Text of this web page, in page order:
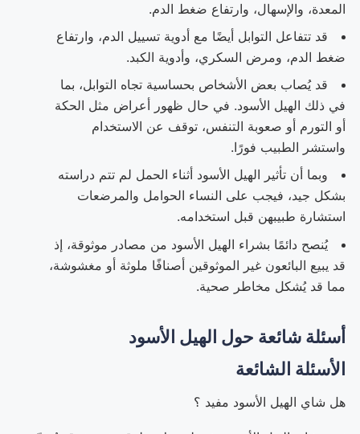
المعدة، والإسهال، وارتفاع ضغط الدم.
قد تتفاعل التوابل أيضًا مع أدوية تسييل الدم، وارتفاع
ضغط الدم، ومرض السكري، وأدوية الكبد.
قد يُصاب بعض الأشخاص بحساسية تجاه التوابل، بما
في ذلك الهيل الأسود. في حال ظهور أعراض مثل الحكة
أو التورم أو صعوبة التنفس، توقف عن الاستخدام
واستشر الطبيب فورًا.
وبما أن تأثير الهيل الأسود أثناء الحمل لم تتم دراسته
بشكل جيد، فيجب على النساء الحوامل والمرضعات
استشارة طبيبهن قبل استخدامه.
يُنصح دائمًا بشراء الهيل الأسود من مصادر موثوقة، إذ
قد يبيع البائعون غير الموثوقين أصنافًا ملوثة أو مغشوشة،
مما قد يُشكل مخاطر صحية.
أسئلة شائعة حول الهيل الأسود
الأسئلة الشائعة
هل شاي الهيل الأسود مفيد ؟